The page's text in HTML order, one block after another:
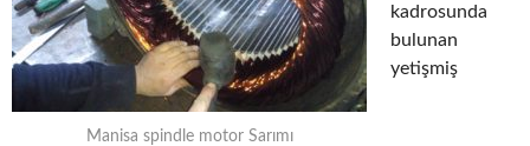
Manisa spindle motor Sarımı
kadrosunda
bulunan
yetişmiş